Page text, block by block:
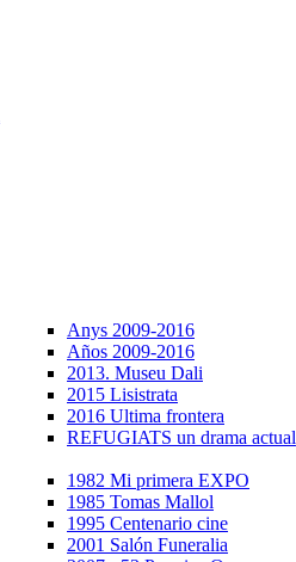
Anys 2009-2016
Años 2009-2016
2013. Museu Dali
2015 Lisistrata
2016 Ultima frontera
REFUGIATS un drama actual
1982 Mi primera EXPO
1985 Tomas Mallol
1995 Centenario cine
2001 Salón Funeralia